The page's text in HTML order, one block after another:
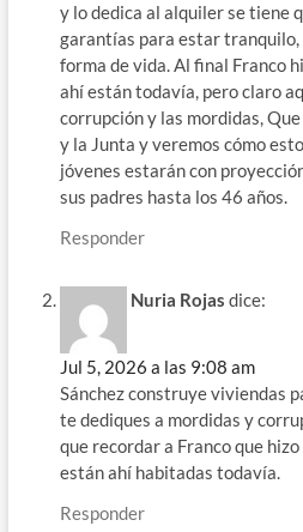
y lo dedica al alquiler se tiene
garantías para estar
forma de vida. Al final Franco
ahí están todavía, pero claro
corrupción y las mordidas,
y la Junta y veremos cómo
jóvenes estarán con
sus padres hasta los 46 años.
Responder
Nuria Rojas dice:
Jul 5, 2026 a las 9:08 am
Sánchez construye viviendas
te dediques a mordidas y
que recordar a Franco que
están ahí habitadas todavía.
Responder